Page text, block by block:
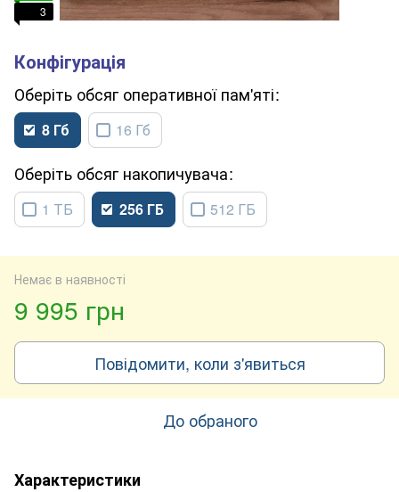
3
обсяг оперативної пам'яті
8 Гб 16 Гб
обсяг накопичувача
1 ТБ 256 ГБ 512 ГБ
Немає в наявності
9 995 грн
Повідомити, коли з'явиться
До обраного
Характеристики